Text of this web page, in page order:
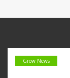
Grow News